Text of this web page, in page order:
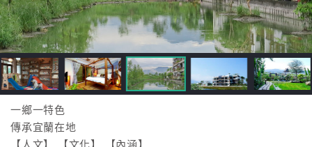
直
接
跟
飯
店
訂
房
HOT
一鄉一特色
傳承宜蘭在地